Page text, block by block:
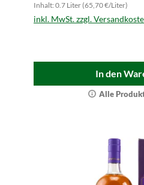
Inhalt: 0.7 Liter (65,70 €/Liter)
inkl. MwSt. zzgl.
In den
Alle